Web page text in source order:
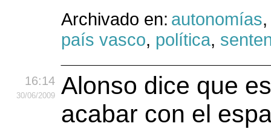
Archivado en: autonomías
país vasco, política,
16:14
30/06/2009
Alonso dice que
acabar con el